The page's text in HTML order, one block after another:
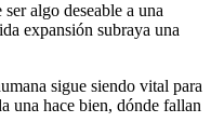
algo deseable a una
expansión subraya una
sigue siendo vital para
una hace bien, dónde fallan